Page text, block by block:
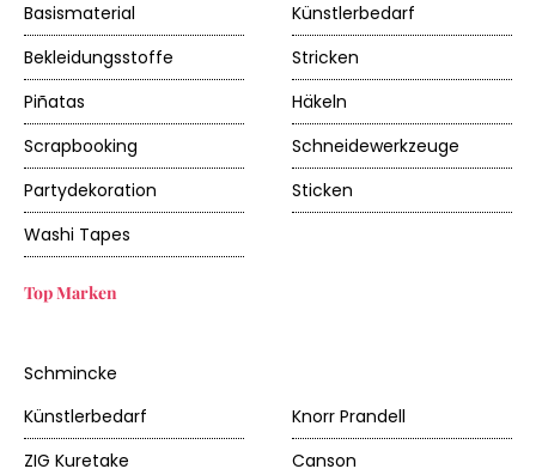
Basismaterial
Künstlerbedarf
Bekleidungsstoffe
Stricken
Piñatas
Häkeln
Scrapbooking
Schneidewerkzeuge
Partydekoration
Sticken
Washi Tapes
Top Marken
Schmincke
Künstlerbedarf
Knorr Prandell
ZIG Kuretake
Canson